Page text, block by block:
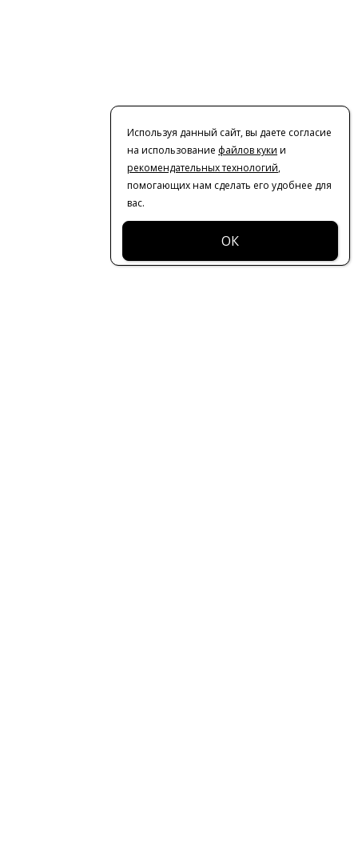
Используя данный сайт, вы даете согласие
на использование файлов куки и
рекомендательных технологий,
помогающих нам сделать его удобнее для
вас.